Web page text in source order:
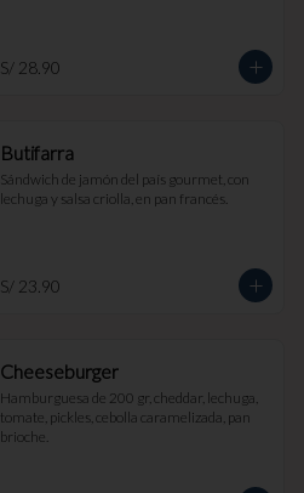
S/ 28.90
Butifarra
Sándwich de jamón del país gourmet, con
lechuga y salsa criolla, en pan francés.
S/ 23.90
Cheeseburger
Hamburguesa de 200 gr, cheddar, lechuga,
tomate, pickles, cebolla caramelizada, pan
brioche.